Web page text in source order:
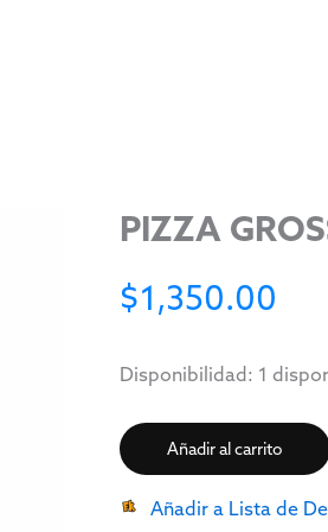
PIZZA
$1,350.00
Disponibilidad: 1
Añadir al carrito
Añadir a Lista de